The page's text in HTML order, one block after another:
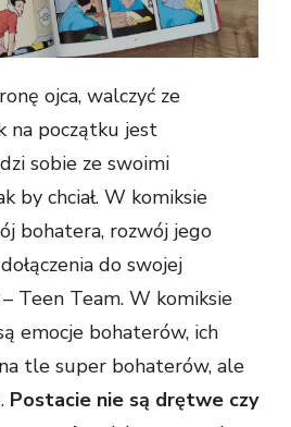
ojca, walczyć ze
na początku jest
sobie ze swoimi
by chciał. W komiksie
bohatera, rozwój jego
do swojej
Teen Team. W komiksie
emocje bohaterów, ich
tle super bohaterów, ale
Postacie nie są drętwe czy